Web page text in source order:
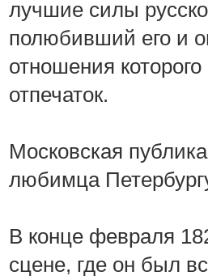
лучшие силы
полюбивший его и
отношения
отпечаток.
Московская
любимца
В конце февраля
сцене, где он был